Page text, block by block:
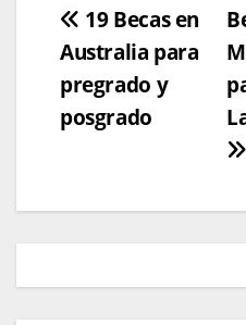
Navegación
de
entradas
19 Becas en
Australia para
pregrado y
posgrado